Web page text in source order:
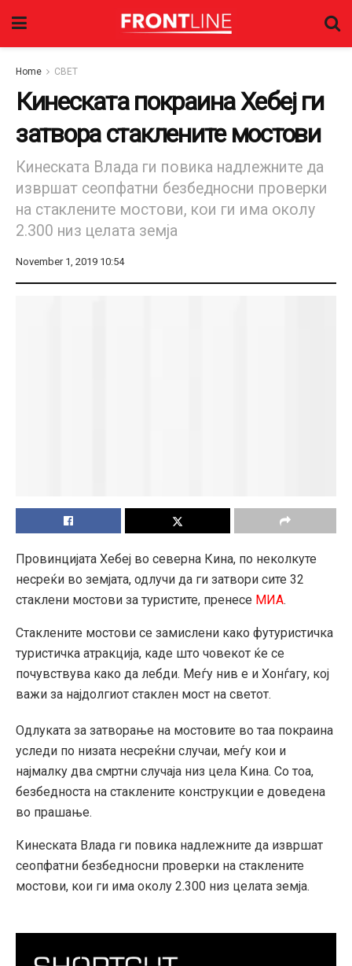
Home СВЕТ
Кинеската покраина Хебеј ги
затвора стаклените мостови
Кинеската Влада ги повика надлежните да
извршат сеопфатни безбедносни проверки
на стаклените мостови, кои ги има околу
2.300 низ целата земја
November 1, 2019 10:54
Провинцијата Хебеј во северна Кина, по неколкуте
несреќи во земјата, одлучи да ги затвори сите 32
стаклени мостови за туристите, пренесе МИА.
Стаклените мостови се замислени како футуристичка
туристичка атракција, каде што човекот ќе се
почувствува како да лебди. Меѓу нив е и Хонѓагу, кој
важи за најдолгиот стаклен мост на светот.
Одлуката за затворање на мостовите во таа покраина
уследи по низата несреќни случаи, меѓу кои и
најмалку два смртни случаја низ цела Кина. Со тоа,
безбедноста на стаклените конструкции е доведена
во прашање.
Кинеската Влада ги повика надлежните да извршат
сеопфатни безбедносни проверки на стаклените
мостови, кои ги има околу 2.300 низ целата земја.